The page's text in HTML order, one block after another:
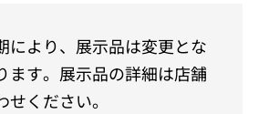
により、展示品は変更とな
ます。展示品の詳細は店舗
ください。